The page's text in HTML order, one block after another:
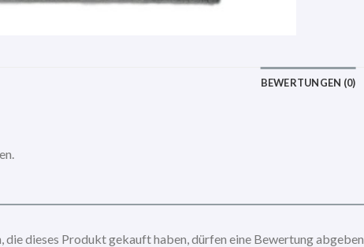
BEWERTUNGEN (0)
die dieses Produkt gekauft haben, dürfen eine Bewertung abgeben.